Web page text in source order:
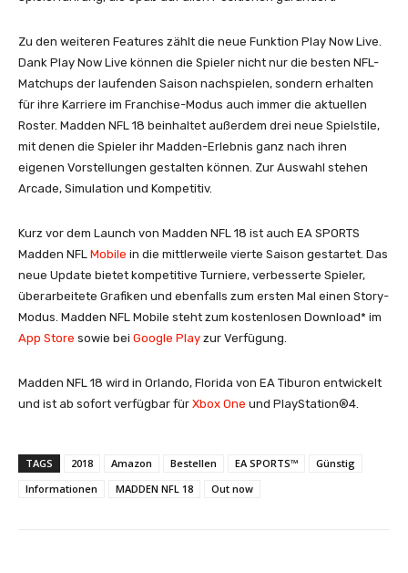
Zu den weiteren Features zählt die neue Funktion Play Now Live.
Dank Play Now Live können die Spieler nicht nur die besten NFL-
Matchups der laufenden Saison nachspielen, sondern erhalten
für ihre Karriere im Franchise-Modus auch immer die aktuellen
Roster. Madden NFL 18 beinhaltet außerdem drei neue Spielstile,
mit denen die Spieler ihr Madden-Erlebnis ganz nach ihren
eigenen Vorstellungen gestalten können. Zur Auswahl stehen
Arcade, Simulation und Kompetitiv.
Kurz vor dem Launch von Madden NFL 18 ist auch EA SPORTS
Madden NFL Mobile in die mittlerweile vierte Saison gestartet. Das
neue Update bietet kompetitive Turniere, verbesserte Spieler,
überarbeitete Grafiken und ebenfalls zum ersten Mal einen Story-
Modus. Madden NFL Mobile steht zum kostenlosen Download* im
App Store sowie bei Google Play zur Verfügung.
Madden NFL 18 wird in Orlando, Florida von EA Tiburon entwickelt
und ist ab sofort verfügbar für Xbox One und PlayStation®4.
TAGS 2018 Amazon Bestellen EA SPORTS™
Günstig
Informationen
MADDEN NFL 18 Out now